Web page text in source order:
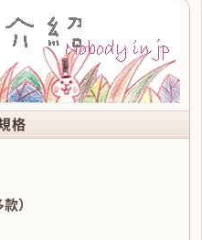
格
）